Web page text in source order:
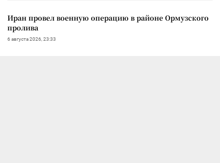
Иран провел военную операцию в районе Ормузского
пролива
6 августа 2026, 23:33